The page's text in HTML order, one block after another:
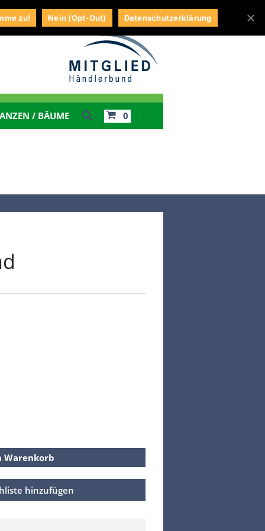
Warenkorb
MEIN KONTO WARENKORB KASSE
/ BÄUME 0
Warenkorb
hinzufügen
zu! Nein (Opt-Out) Datenschutzerklärung